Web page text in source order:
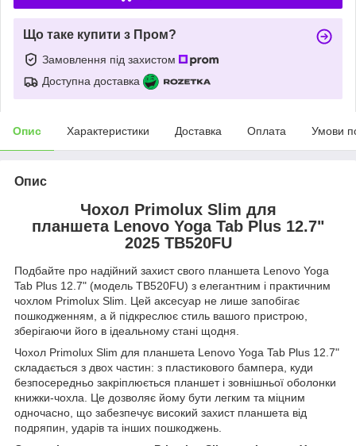
Що таке купити з Пром?
Замовлення під захистом
Доступна доставка
Опис Характеристики Доставка Оплата Умови
Опис
Чохол Primolux Slim для
планшета Lenovo Yoga Tab Plus 12.7"
2025 TB520FU
Подбайте про надійний захист свого планшета Lenovo Yoga
Tab Plus 12.7" (модель TB520FU) з елегантним і практичним
чохлом Primolux Slim. Цей аксесуар не лише запобігає
пошкодженням, а й підкреслює стиль вашого пристрою,
зберігаючи його в ідеальному стані щодня.
Чохол Primolux Slim для планшета Lenovo Yoga Tab Plus 12.7"
складається з двох частин: з пластикового бампера, куди
безпосередньо закріплюється планшет і зовнішньої оболонки
книжки-чохла. Це дозволяє йому бути легким та міцним
одночасно, що забезпечує високий захист планшета від
подряпин, ударів та інших пошкоджень.